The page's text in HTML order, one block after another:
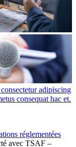
adipiscing
consequat hac et.
réglementées
avec TSAF –